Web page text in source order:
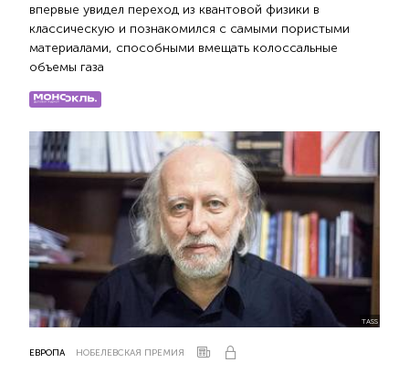
впервые увидел переход из квантовой физики в
классическую и познакомился с самыми пористыми
материалами, способными вмещать колоссальные
объемы газа
TASS
ЕВРОПА НОБЕЛЕВСКАЯ ПРЕМИЯ